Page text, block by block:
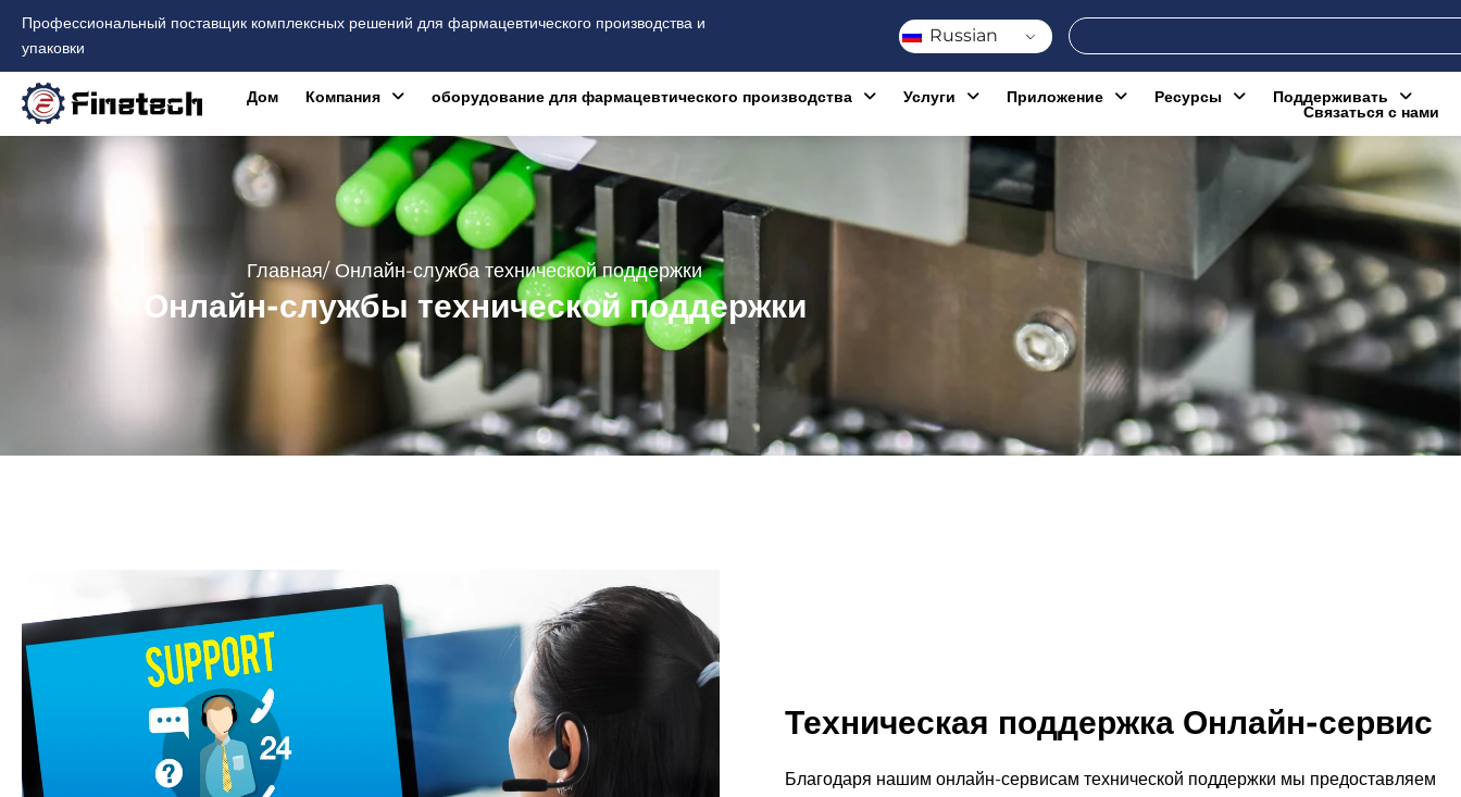
Перейти
содержимому
Профессиональный поставщик комплексных решений для фармацевтического производства и
упаковки
Russian Поиск
Дом Компания оборудование для фармацевтического производства Услуги Приложение Ресурсы Поддерживать
Связаться с нами
Главная/ Онлайн-служба технической поддержки
Онлайн-службы технической поддержки
Техническая поддержка Онлайн-сервис
Благодаря нашим онлайн-сервисам технической поддержки мы предоставляем